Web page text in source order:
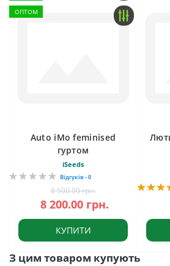
ОПТОМ
Auto iMo feminised
гуртом
iSeeds
Відгуків - 0
8 500.00 грн.
8 200.00 грн.
КУПИТИ
З цим товаром купують